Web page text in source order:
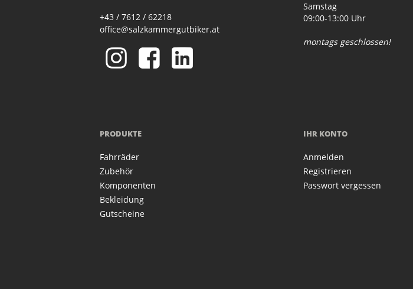
+43 / 7612 / 62218
office@salzkammergutbiker.at
Samstag
09:00-13:00 Uhr
montags geschlossen!
PRODUKTE
Fahrräder
Zubehör
Komponenten
Bekleidung
Gutscheine
IHR KONTO
Anmelden
Registrieren
Passwort vergessen